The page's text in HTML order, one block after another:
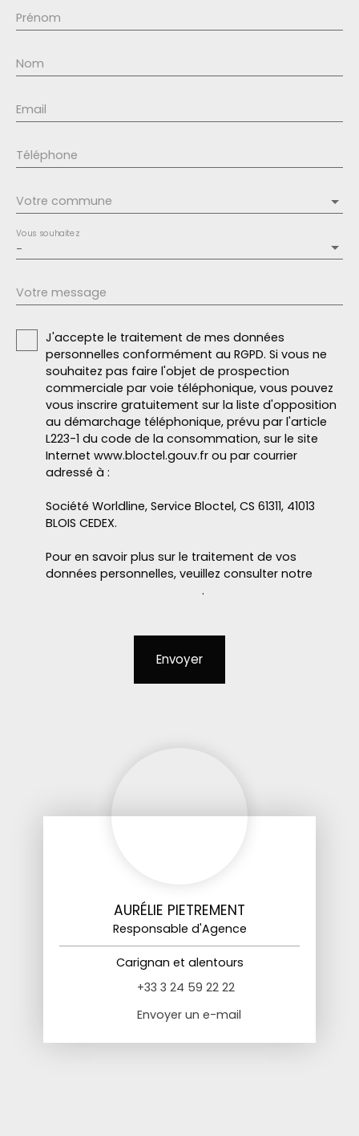
Prénom
Nom
Email
Téléphone
Votre commune
-
Vous souhaitez
Votre message
J'accepte le traitement de mes données
personnelles conformément au RGPD. Si vous ne
souhaitez pas faire l'objet de prospection
commerciale par voie téléphonique, vous pouvez
vous inscrire gratuitement sur la liste d'opposition
au démarchage téléphonique, prévu par l'article
L223-1 du code de la consommation, sur le site
Internet www.bloctel.gouv.fr ou par courrier
adressé à :
Société Worldline, Service Bloctel, CS 61311, 41013
BLOIS CEDEX.
Pour en savoir plus sur le traitement de vos
données personnelles, veuillez consulter notre
.
Envoyer
AURÉLIE PIETREMENT
Responsable d'Agence
Carignan et alentours
+33 3 24 59 22 22
Envoyer un e-mail